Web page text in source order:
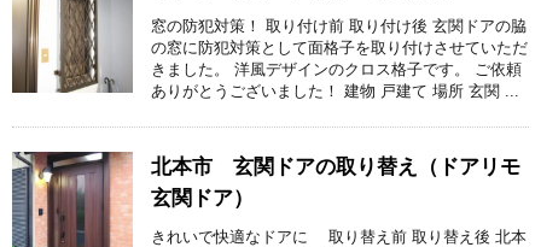
窓の防犯対策！ 取り付け前 取り付け後 玄関ドアの脇
の窓に防犯対策として面格子を取り付けさせていただ
きました。 洋風デザインのクロス格子です。 ご依頼
ありがとうございました！ 建物 戸建て 場所 玄関 ...
北本市 玄関ドアの取り替え（ドアリモ
玄関ドア）
きれいで快適なドアに 取り替え前 取り替え後 北本